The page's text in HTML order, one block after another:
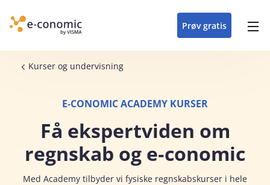
Header top menu
Prøv gratis
skræddersyet løsning
til din branche
e‑conomic
alle funktioner i
e‑conomic
e‑conomic
skræddersyede kurser
til administratorer
forhandler kan styrke
og vækste din
virksomhed
Brødkrumme
Kurser og undervisning
E‑CONOMIC ACADEMY KURSER
Få ekspertviden om
regnskab og e‑conomic
Med Academy tilbyder vi fysiske regnskabskurser i hele